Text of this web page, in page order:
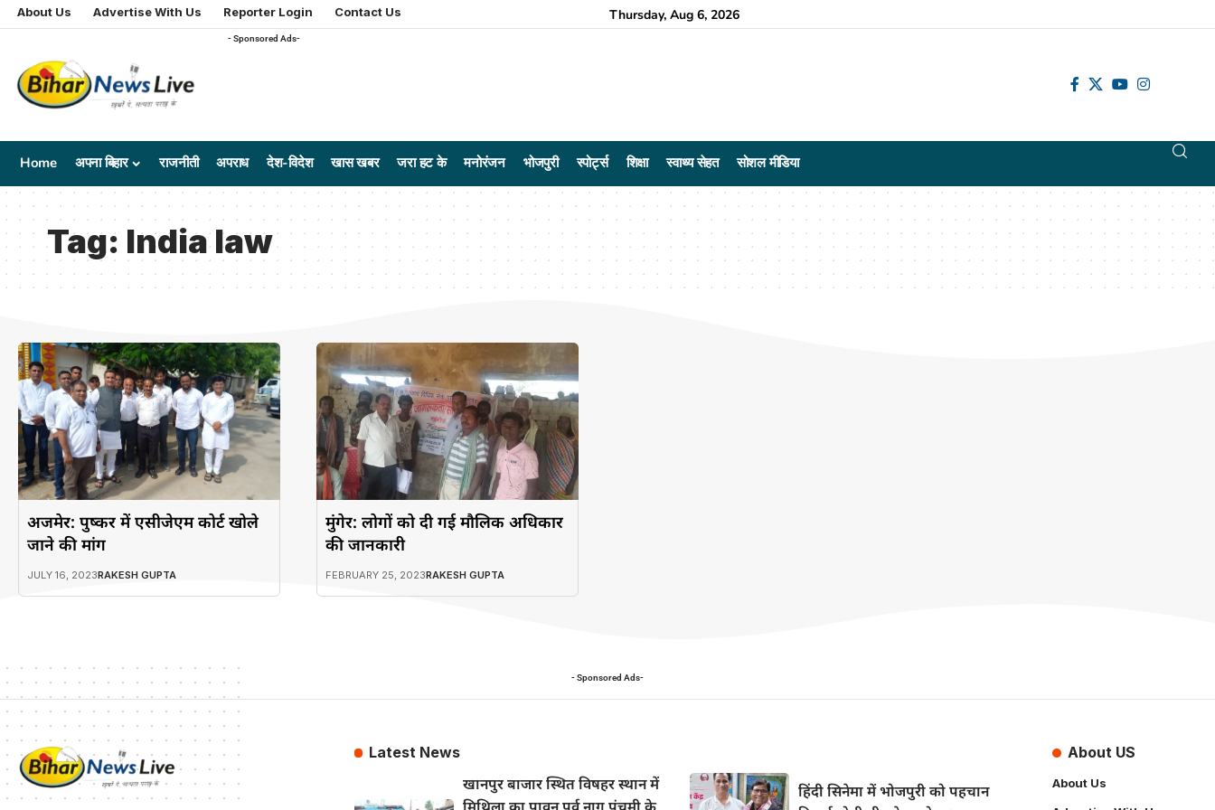
About Us Advertise With Us Reporter Login Contact Us Thursday, Aug 6, 2026
- Sponsored Ads-
Home अपना बिहार राजनीती अपराध देश-विदेश खास खबर जरा हट के मनोरंजन भोजपुरी स्पोर्ट्स शिक्षा स्वाथ्य सेहत सोशल मीडिया
Tag: India law
अजमेर: पुष्कर में एसीजेएम कोर्ट खोले
जाने की मांग
JULY 16, 2023RAKESH GUPTA
मुंगेर: लोगों को दी गई मौलिक अधिकार
की जानकारी
FEBRUARY 25, 2023RAKESH GUPTA
- Sponsored Ads-
Latest News
खानपुर बाजार स्थित विषहर स्थान में
हिंदी सिनेमा में भोजपुरी को पहचान
About US
About Us